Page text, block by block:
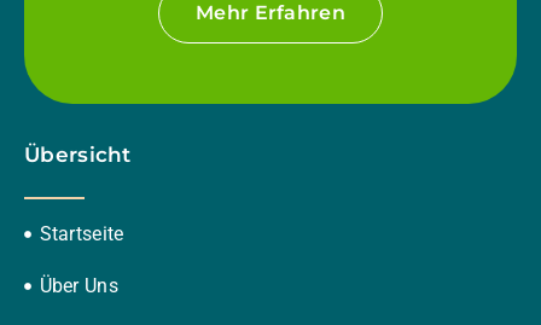
Mehr Erfahren
Übersicht
Startseite
Über Uns